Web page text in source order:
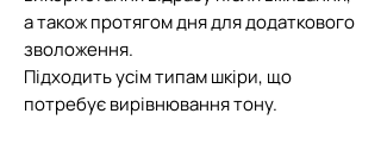
а також протягом дня для додаткового
зволоження.
Підходить усім типам шкіри, що
потребує вирівнювання тону.